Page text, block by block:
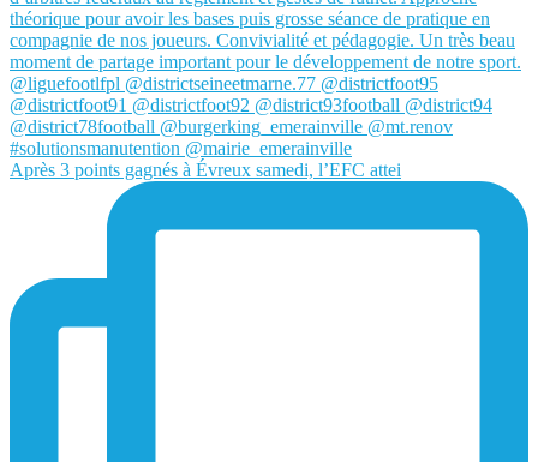
Après 3 points gagnés à Évreux samedi, l’EFC attei